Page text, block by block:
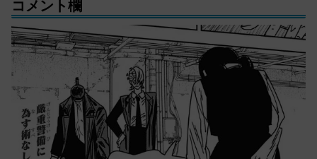
コメント欄